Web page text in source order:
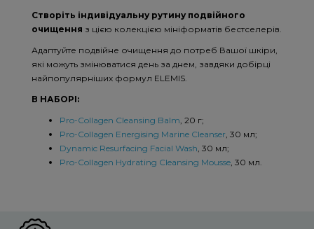
Створіть індивідуальну рутину подвійного
очищення з цією колекцією мініформатів бестселерів.
Адаптуйте подвійне очищення до потреб Вашої шкіри,
які можуть змінюватися день за днем, завдяки добірці
найпопулярніших формул ELEMIS.
В НАБОРІ:
Pro-Collagen Cleansing Balm, 20 г;
Pro-Collagen Energising Marine Cleanser, 30 мл;
Dynamic Resurfacing Facial Wash, 30 мл;
Pro-Collagen Hydrating Cleansing Mousse, 30 мл.